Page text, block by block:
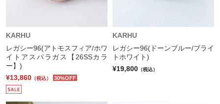
KARHU
レガシー96(アトモスフィア/ホワ
イトアスパラガス【26SSカラ
ー】)
¥13,860 （税込） 30%OFF
KARHU
レガシー96(ドーンブルー/ブライ
トホワイト)
¥19,800 （税込）